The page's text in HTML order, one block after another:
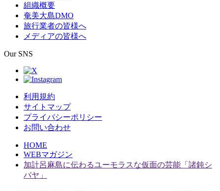
組織概要
奄美大島DMO
旅行業者の皆様へ
メディアの皆様へ
Our SNS
利用規約
サイトマップ
プライバシーポリシー
お問い合わせ
HOME
WEBマガジン
加計呂麻島に伝わるユーモラスな仮面の芸能「諸鈍シ
バヤ」